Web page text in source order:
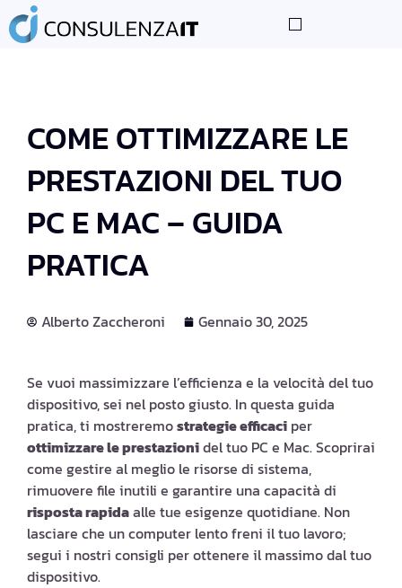
COME OTTIMIZZARE LE
PRESTAZIONI DEL TUO
PC E MAC – GUIDA
PRATICA
Alberto Zaccheroni Gennaio 30, 2025
Se vuoi massimizzare l’efficienza e la velocità del tuo
dispositivo, sei nel posto giusto. In questa guida
pratica, ti mostreremostrategie efficaci per
ottimizzare le prestazionidel tuo PC e Mac. Scoprirai
come gestire al meglio le risorse di sistema,
rimuovere file inutili e garantire una capacità di
risposta rapidaalle tue esigenze quotidiane. Non
lasciare che un computer lento freni il tuo lavoro;
segui i nostri consigli per ottenere il massimo dal tuo
dispositivo.